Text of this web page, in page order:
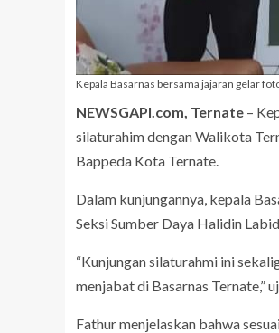
Kepala Basarnas bersama jajaran gelar
NEWSGAPI.com, Ternate –
silaturahim dengan Walikota
Bappeda Kota Ternate.
Dalam kunjungannya, kepala
Seksi Sumber Daya Halidin
“Kunjungan silaturahmi ini
menjabat di Basarnas Ternate,”
Fathur menjelaskan bahwa